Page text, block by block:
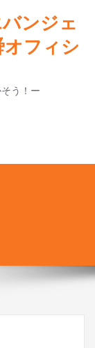
ンジェ
フィシ
う！ー